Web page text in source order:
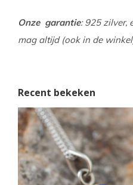
Onze garantie: 925 zilver,
mag altijd (ook in de
Recent bekeken